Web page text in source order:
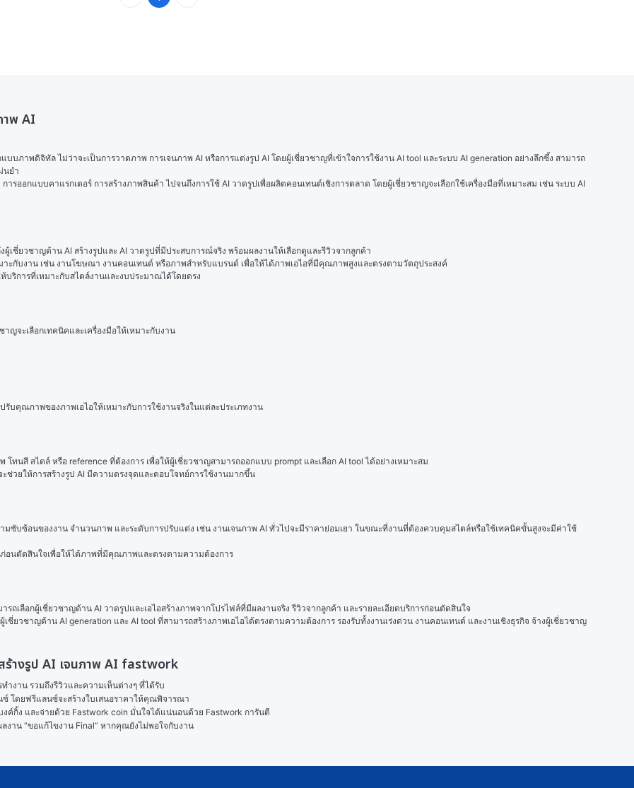
าพ AI
บภาพดิจิทัล ไม่ว่าจะเป็นการวาดภาพ การเจนภาพ AI หรือการแต่งรูป AI โดยผู้เชี่ยวชาญที่เข้าใจการใช้งาน AI tool และระบบ AI generation อย่างลึกซึ้ง สามารถ
นยำ
รออกแบบคาแรกเตอร์ การสร้างภาพสินค้า ไปจนถึงการใช้ AI วาดรูปเพื่อผลิตคอนเทนต์เชิงการตลาด โดยผู้เชี่ยวชาญจะเลือกใช้เครื่องมือที่เหมาะสม เช่น ระบบ AI
เชี่ยวชาญด้าน AI สร้างรูปและ AI วาดรูปที่มีประสบการณ์จริง พร้อมผลงานให้เลือกดูและรีวิวจากลูกค้า
าะกับงาน เช่น งานโฆษณา งานคอนเทนต์ หรือภาพสำหรับแบรนด์ เพื่อให้ได้ภาพเอไอที่มีคุณภาพสูงและตรงตามวัตถุประสงค์
บริการที่เหมาะกับสไตล์งานและงบประมาณได้โดยตรง
ญจะเลือกเทคนิคและเครื่องมือให้เหมาะกับงาน
บคุณภาพของภาพเอไอให้เหมาะกับการใช้งานจริงในแต่ละประเภทงาน
โทนสี สไตล์ หรือ reference ที่ต้องการ เพื่อให้ผู้เชี่ยวชาญสามารถออกแบบ prompt และเลือก AI tool ได้อย่างเหมาะสม
ช่วยให้การสร้างรูป AI มีความตรงจุดและตอบโจทย์การใช้งานมากขึ้น
ซับซ้อนของงาน จำนวนภาพ และระดับการปรับแต่ง เช่น งานเจนภาพ AI ทั่วไปจะมีราคาย่อมเยา ในขณะที่งานที่ต้องควบคุมสไตล์หรือใช้เทคนิคขั้นสูงจะมีค่าใช้
ก่อนตัดสินใจเพื่อให้ได้ภาพที่มีคุณภาพและตรงตามความต้องการ
ถเลือกผู้เชี่ยวชาญด้าน AI วาดรูปและเอไอสร้างภาพจากโปรไฟล์ที่มีผลงานจริง รีวิวจากลูกค้า และรายละเอียดบริการก่อนตัดสินใจ
เชี่ยวชาญด้าน AI generation และ AI tool ที่สามารถสร้างภาพเอไอได้ตรงตามความต้องการ รองรับทั้งงานเร่งด่วน งานคอนเทนต์ และงานเชิงธุรกิจ จ้างผู้เชี่ยวชาญ
ร้างรูป AI เจนภาพ AI fastwork
งาน รวมถึงรีวิวและความเห็นต่างๆ ที่ได้รับ
โดยฟรีแลนซ์จะสร้างใบเสนอราคาให้คุณพิจารณา
ค์กิ้ง และจ่ายด้วย Fastwork coin มั่นใจได้แน่นอนด้วย Fastwork การันตี
งาน “ขอแก้ไขงาน Final” หากคุณยังไม่พอใจกับงาน